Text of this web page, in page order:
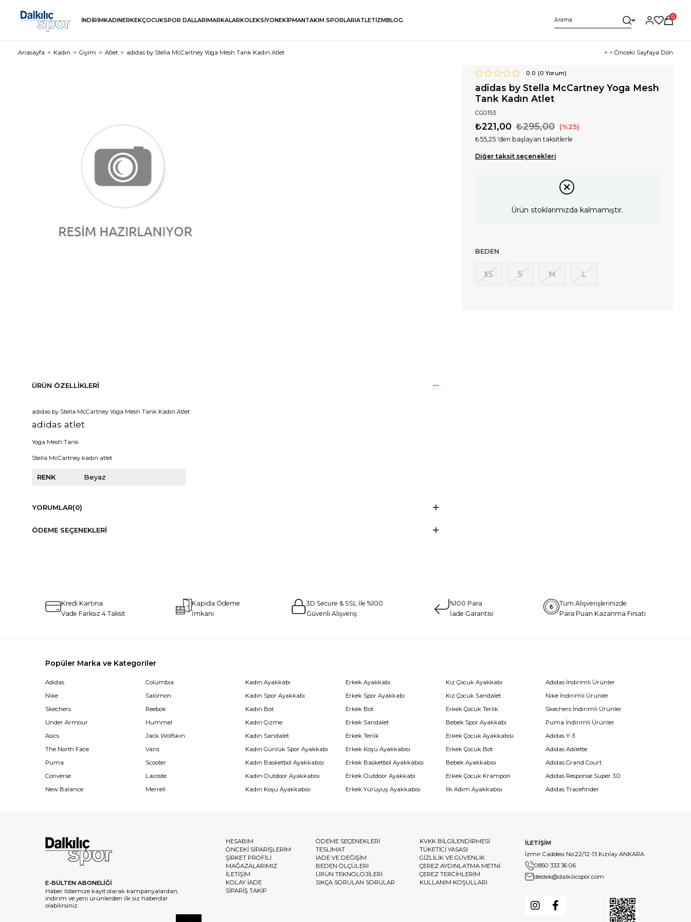
İNDİRİMKADINERKEKÇOCUKSPOR DALLARIMARKALARKOLEKSİYONEKİPMANTAKIM SPORLARIATLETİZMBLOG
0
Anasayfa Kadın Giyim Atlet adidas by Stella McCartney Yoga Mesh Tank Kadın Atlet < < Önceki Sayfaya Dön
0.0 (0 Yorum)
adidas by Stella McCartney Yoga Mesh
Tank Kadın Atlet
CG0153
₺295,00
₺221,00 25
₺55,25 'den başlayan taksitlerle
Diğer taksit seçenekleri
Ürün stoklarımızda kalmamıştır.
BEDEN
XS S M L
ÜRÜN ÖZELLIKLERI
adidas by Stella McCartney Yoga Mesh Tank Kadın Atlet
adidas atlet
Yoga Mesh Tank
Stella McCartney kadın atlet
RENK Beyaz
YORUMLAR(0)
ÖDEME SEÇENEKLERI
Kredi Kartına
Vade Farksız 4 Taksit
Kapıda Ödeme
İmkanı
3D Secure & SSL İle %100
Güvenli Alışveriş
%100 Para
İade Garantisi
Tüm Alışverişlerinizde
Para Puan Kazanma Fırsatı
Popüler Marka ve Kategoriler
Adidas
Nike
Skechers
Under Armour
Asics
The North Face
Puma
Converse
New Balance
Columbia
Salomon
Reebok
Hummel
Jack Wolfskin
Vans
Scooter
Lacoste
Merrell
Kadın Ayakkabı
Kadın Spor Ayakkabı
Kadın Bot
Kadın Çizme
Kadın Sandalet
Kadın Günlük Spor Ayakkabı
Kadın Basketbol Ayakkabısı
Kadın Outdoor Ayakkabısı
Kadın Koşu Ayakkabısı
Erkek Ayakkabı
Erkek Spor Ayakkabı
Erkek Bot
Erkek Sandalet
Erkek Terlik
Erkek Koşu Ayakkabısı
Erkek Basketbol Ayakkabısı
Erkek Outdoor Ayakkabı
Erkek Yürüyüş Ayakkabısı
Kız Çocuk Ayakkabı
Kız Çocuk Sandalet
Erkek Çocuk Terlik
Bebek Spor Ayakkabı
Erkek Çocuk Ayakkabısı
Erkek Çocuk Bot
Bebek Ayakkabısı
Erkek Çocuk Krampon
İlk Adım Ayakkabısı
Adidas İndirimli Ürünler
Nike İndirimli Ürünler
Skechers İndirimli Ürünler
Puma İndirimli Ürünler
Adidas Y-3
Adidas Adilette
Adidas Grand Court
Adidas Response Super 3.0
Adidas Tracefinder
E-BÜLTEN ABONELİĞİ
Haber listemize kayıt olarak kampanyalardan,
indirim ve yeni ürünlerden ilk siz haberdar
olabilirsiniz.
HESABIM
ÖNCEKİ SİPARİŞLERİM
ŞİRKET PROFİLİ
MAĞAZALARIMIZ
İLETİŞİM
KOLAY İADE
SİPARİŞ TAKİP
ÖDEME SEÇENEKLERİ
TESLİMAT
İADE VE DEĞİŞİM
BEDEN ÖLÇÜLERİ
ÜRÜN TEKNOLOJİLERİ
SIKÇA SORULAN SORULAR
KVKK BİLGİLENDİRMESİ
TÜKETİCİ YASASI
GİZLİLİK VE GÜVENLİK
ÇEREZ AYDINLATMA METNİ
ÇEREZ TERCİHLERİM
KULLANIM KOŞULLARI
İLETİŞİM
İzmir Caddesi No:22/12-13 Kızılay ANKARA
0850 333 36 06
destek@dalkilicspor.com